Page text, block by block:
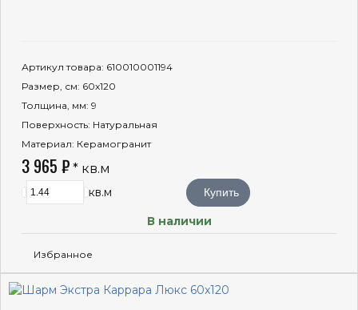
Артикул товара: 610010001194
Размер, см: 60x120
Толщина, мм: 9
Поверхность: Натуральная
Материал: Керамогранит
3 965 ₽ * кв.м
кв.м Купить
В наличии
Избранное